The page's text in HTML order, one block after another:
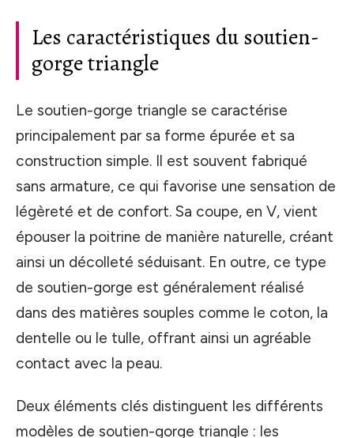
Les caractéristiques du soutien-
gorge triangle
Le soutien-gorge triangle se caractérise
principalement par sa forme épurée et sa
construction simple. Il est souvent fabriqué
sans armature, ce qui favorise une sensation de
légèreté et de confort. Sa coupe, en V, vient
épouser la poitrine de manière naturelle, créant
ainsi un décolleté séduisant. En outre, ce type
de soutien-gorge est généralement réalisé
dans des matières souples comme le coton, la
dentelle ou le tulle, offrant ainsi un agréable
contact avec la peau.
Deux éléments clés distinguent les différents
modèles de soutien-gorge triangle : les